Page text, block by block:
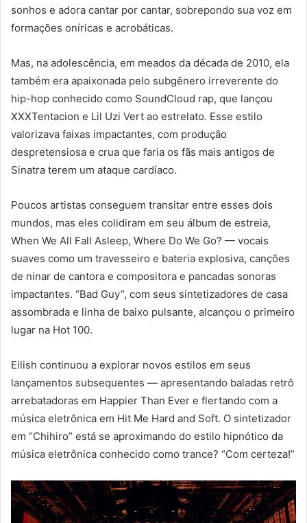
sonhos e adora cantar por cantar, sobrepondo sua voz em
formações oníricas e acrobáticas.
Mas, na adolescência, em meados da década de 2010, ela
também era apaixonada pelo subgênero irreverente do
hip-hop conhecido como SoundCloud rap, que lançou
XXXTentacion e Lil Uzi Vert ao estrelato. Esse estilo
valorizava faixas impactantes, com produção
despretensiosa e crua que faria os fãs mais antigos de
Sinatra terem um ataque cardíaco.
Poucos artistas conseguem transitar entre esses dois
mundos, mas eles colidiram em seu álbum de estreia,
When We All Fall Asleep, Where Do We Go? — vocais
suaves como um travesseiro e bateria explosiva, canções
de ninar de cantora e compositora e pancadas sonoras
impactantes. “Bad Guy”, com seus sintetizadores de casa
assombrada e linha de baixo pulsante, alcançou o primeiro
lugar na Hot 100.
Eilish continuou a explorar novos estilos em seus
lançamentos subsequentes — apresentando baladas retrô
arrebatadoras em Happier Than Ever e flertando com a
música eletrônica em Hit Me Hard and Soft. O sintetizador
em “Chihiro” está se aproximando do estilo hipnótico da
música eletrônica conhecido como trance? “Com certeza!”